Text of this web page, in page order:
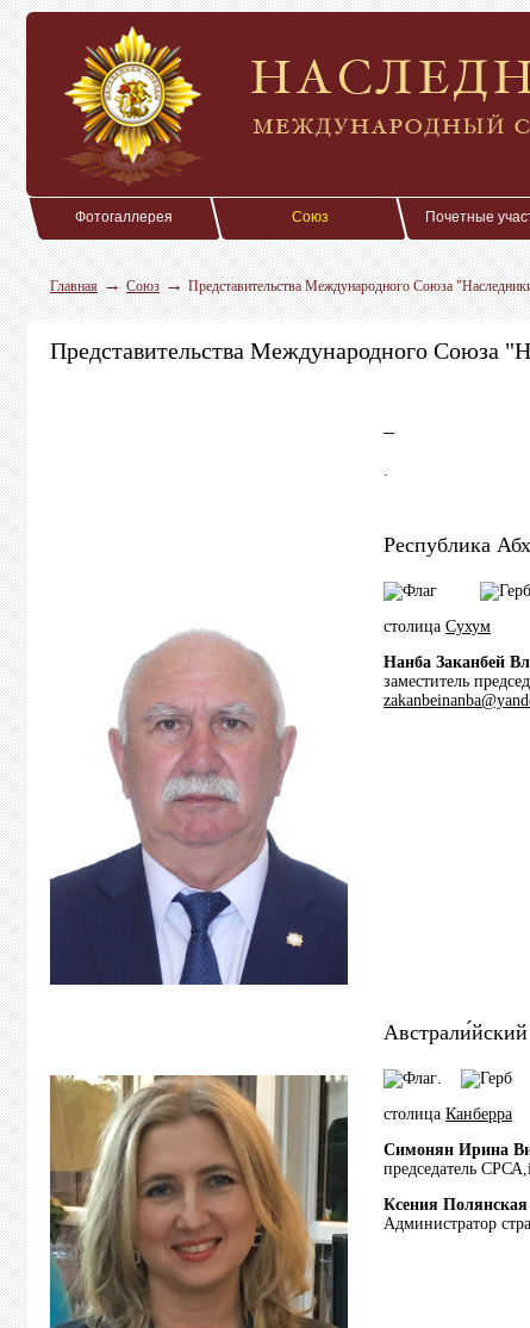
Фотогаллерея Союз Почетные
Главная→Союз→Представительства Международного Союза
Представительства Международного Союза
.
Республика
столица Сухум
Нанба Заканбей
заместитель
.
столица Канберра
Симонян Ирина
председатель
Ксения Полянская
Администратор